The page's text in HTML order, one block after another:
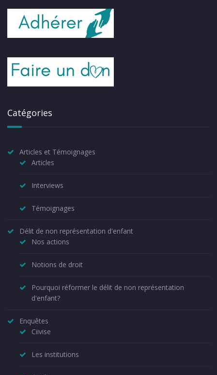
Catégories
Articles et Témoignages
Articles
Interviews
Témoignages
Délit de non représentation d'enfant
Nos actions
Notions de droit
Pourquoi réformer le délit de non représentation
d'enfant?
Enquêtes
Ciivise
Les institutions